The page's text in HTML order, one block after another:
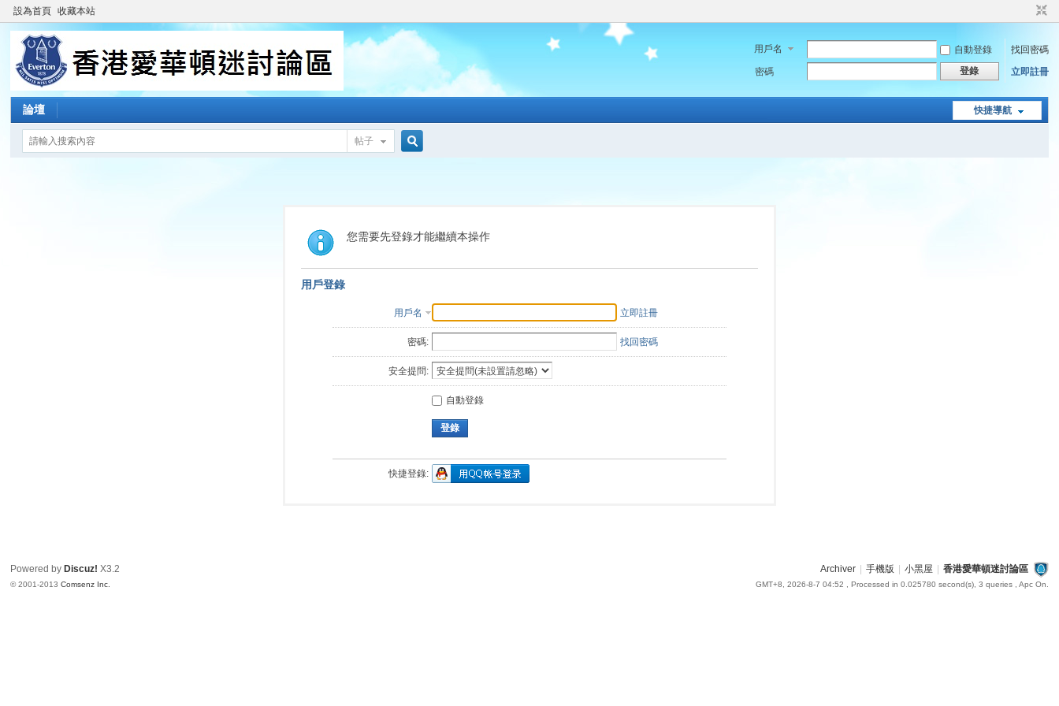
設為首頁 收藏本站
用戶名 自動登錄
找回密碼
密碼
登錄 立即註冊
快捷導航
論壇
帖子
索
您需要先登錄才能繼續本操作
用戶登錄
用戶名 立即註冊
密碼: 找回密碼
安全提問:
自動登錄
登錄
快捷登錄:
Archiver 手機版 小黑屋 香港愛華頓迷討論區
GMT+8, 2026-8-7 04:52 , Processed in 0.025780 second(s), 3 queries , Apc On.
Powered by Discuz! X3.2
© 2001-2013Comsenz Inc.